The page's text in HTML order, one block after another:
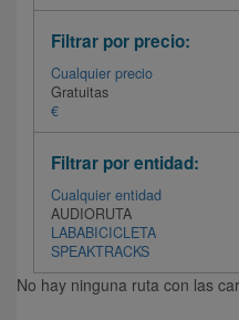
Filtrar por precio:
Cualquier precio
Gratuitas
€
Filtrar por entidad:
Cualquier entidad
AUDIORUTA
LABABICICLETA
SPEAKTRACKS
No hay ninguna ruta con las